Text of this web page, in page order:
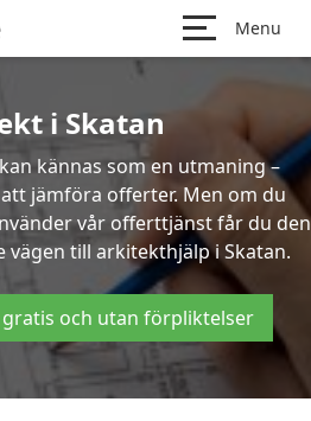
Menu
i Skatan
kännas som en utmaning –
jämföra offerter. Men om du
vår offerttjänst får du den
vägen till arkitekthjälp i Skatan.
gratis och utan förpliktelser